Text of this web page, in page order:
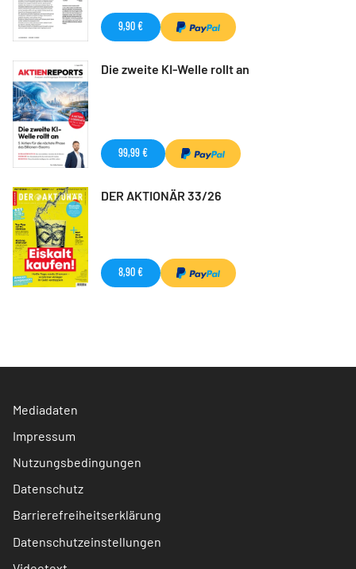
9,90 €
Die zweite KI-Welle rollt an
99,99 €
DER AKTIONÄR 33/26
8,90 €
Mediadaten
Impressum
Nutzungsbedingungen
Datenschutz
Barrierefreiheitserklärung
Datenschutzeinstellungen